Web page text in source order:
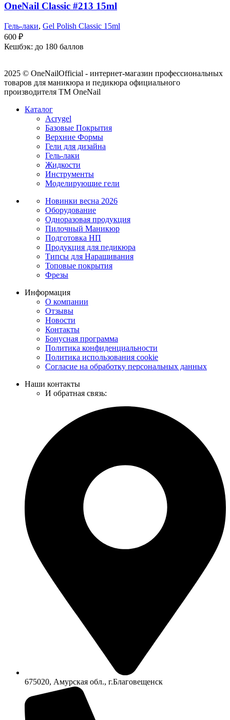
OneNail Classic #213 15ml
Гель-лаки, Gel Polish Classic 15ml
600 ₽
Кешбэк: до 180 баллов
2025 © OneNailOfficial - интернет-магазин профессиональных
товаров для маникюра и педикюра официального
производителя ТМ OneNail
Каталог
Acrygel
Базовые Покрытия
Верхние Формы
Гели для дизайна
Гель-лаки
Жидкости
Инструменты
Моделирующие гели
Новинки весна 2026
Оборудование
Одноразовая продукция
Пилочный Маникюр
Подготовка НП
Продукция для педикюра
Типсы для Наращивания
Топовые покрытия
Фрезы
Информация
О компании
Отзывы
Новости
Контакты
Бонусная программа
Политика конфиденциальности
Политика использования cookie
Согласие на обработку персональных данных
Наши контакты
И обратная связь:
675020, Амурская обл., г.Благовещенск